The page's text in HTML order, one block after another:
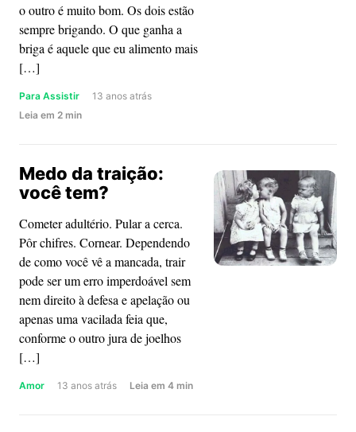
o outro é muito bom. Os dois estão
sempre brigando. O que ganha a
briga é aquele que eu alimento mais
[…]
Para Assistir
13 anos atrás
Leia about
Parker
em 2 min
Medo da traição:
você tem?
Cometer adultério. Pular a cerca.
Pôr chifres. Cornear. Dependendo
de como você vê a mancada, trair
pode ser um erro imperdoável sem
nem direito à defesa e apelação ou
apenas uma vacilada feia que,
conforme o outro jura de joelhos
[…]
Amor 13 anos atrás Leia about
em 4 min